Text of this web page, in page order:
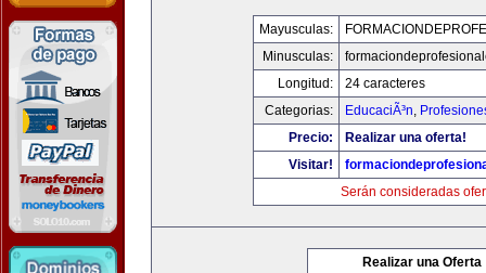
Mayusculas:
Minusculas:
Longitud:
24 caracteres
Categorias:
EducaciÃ³n,
Precio:
Realizar una oferta!
Visitar!
Serán consideradas
Realizar una Oferta